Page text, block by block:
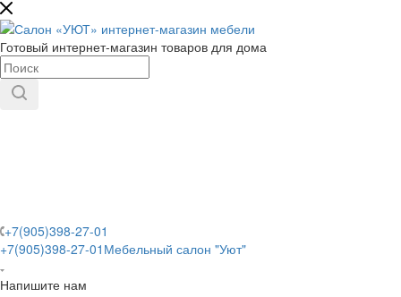
Готовый интернет-магазин товаров для дома
+7(905)398-27-01
+7(905)398-27-01 Мебельный салон "Уют"
Напишите нам